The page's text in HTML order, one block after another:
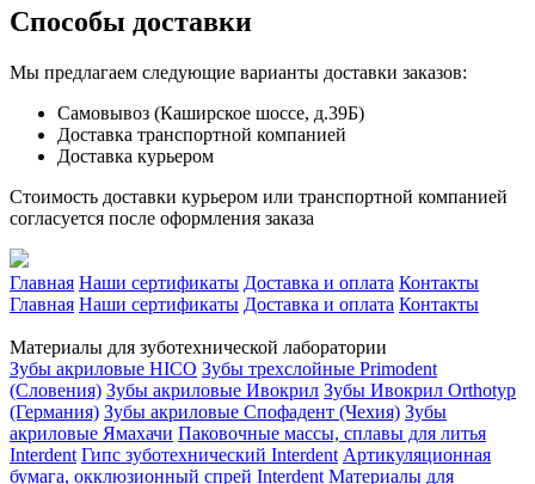
Способы доставки
Мы предлагаем следующие варианты доставки заказов:
Самовывоз (Каширское шоссе, д.39Б)
Доставка транспортной компанией
Доставка курьером
Стоимость доставки курьером или транспортной компанией
согласуется после оформления заказа
Главная Наши сертификаты Доставка и оплата Контакты
Главная Наши сертификаты Доставка и оплата Контакты
Материалы для зуботехнической лаборатории
Зубы акриловые HICO Зубы трехслойные Primodent
(Словения) Зубы акриловые Ивокрил Зубы Ивокрил Orthotyp
(Германия) Зубы акриловые Спофадент (Чехия) Зубы
акриловые Ямахачи Паковочные массы, сплавы для литья
Interdent Гипс зуботехнический Interdent Артикуляционная
бумага, окклюзионный спрей Interdent Материалы для